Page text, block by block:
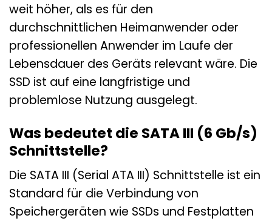
weit höher, als es für den
durchschnittlichen Heimanwender oder
professionellen Anwender im Laufe der
Lebensdauer des Geräts relevant wäre. Die
SSD ist auf eine langfristige und
problemlose Nutzung ausgelegt.
Was bedeutet die SATA III (6 Gb/s)
Schnittstelle?
Die SATA III (Serial ATA III) Schnittstelle ist ein
Standard für die Verbindung von
Speichergeräten wie SSDs und Festplatten